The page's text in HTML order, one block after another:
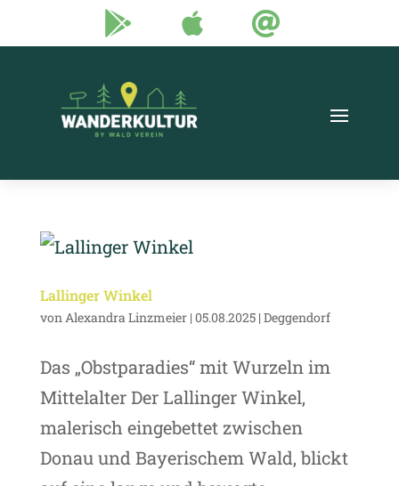
  
Lallinger Winkel
vonAlexandra Linzmeier| 05.08.2025| Deggendorf
Das „Obstparadies“ mit Wurzeln im
Mittelalter Der Lallinger Winkel,
malerisch eingebettet zwischen
Donau und Bayerischem Wald, blickt